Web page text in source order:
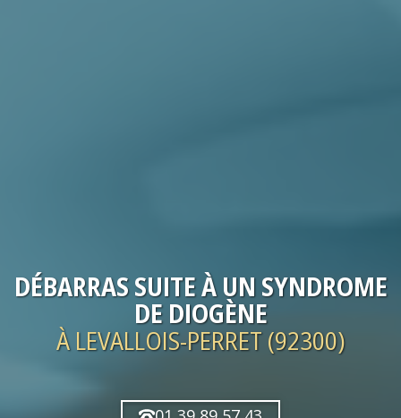
DÉBARRASSUITE À UN SYNDROME
DE DIOGÈNE
À LEVALLOIS-PERRET (92300)